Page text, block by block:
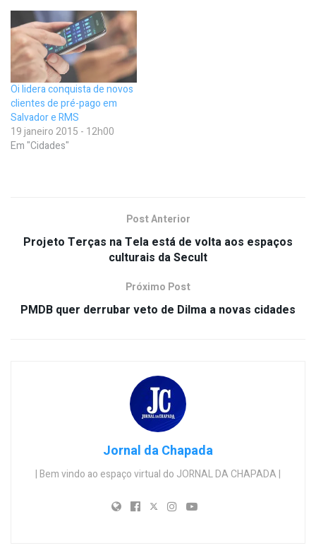
Oi lidera conquista de novos
clientes de pré-pago em
Salvador e RMS
19 janeiro 2015 - 12h00
Em "Cidades"
Post Anterior
Projeto Terças na Tela está de volta aos espaços
culturais da Secult
Próximo Post
PMDB quer derrubar veto de Dilma a novas cidades
Jornal da Chapada
| Bem vindo ao espaço virtual do JORNAL DA CHAPADA |